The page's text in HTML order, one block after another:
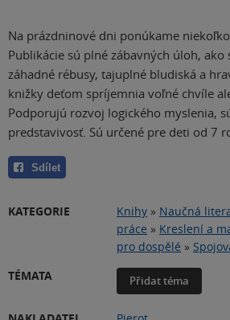
Na prázdninové dni ponúkame
Publikácie sú plné zábavných úloh, ako
záhadné rébusy, tajuplné bludiská a
knižky deťom spríjemnia voľné chvíle
Podporujú rozvoj logického myslenia,
predstavivosť. Sú určené pre deti od 7
Sdílet
KATEGORIE Knihy » Naučná
práce » Kreslení a
pro dospělé »
TÉMATA
Přidat téma